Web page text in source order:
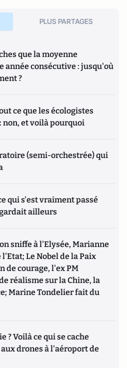
PLUS PARTAGES
que la moyenne
année consécutive : jusqu'où
?
ce que les écologistes
non, et voilà pourquoi
(semi-orchestrée) qui
qui s'est vraiment passé
ailleurs
sniffe à l'Elysée, Marianne
Le Nobel de la Paix
de courage, l'ex PM
réalisme sur la Chine, la
Marine Tondelier fait du
? Voilà ce qui se cache
drones à l'aéroport de